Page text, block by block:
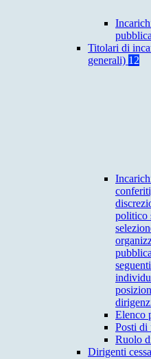
Titolari di
generali) 12
politico
Elenco
Posti di
Ruolo
Dirigenti